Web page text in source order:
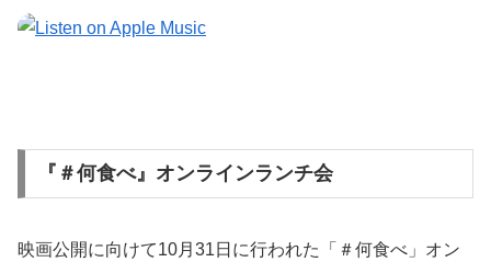
『＃何食べ』オンラインランチ会
映画公開に向けて10月31日に行われた「＃何食べ」オン